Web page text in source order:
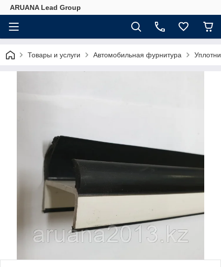
ARUANA Lead Group
Товары и услуги Автомобильная фурнитура